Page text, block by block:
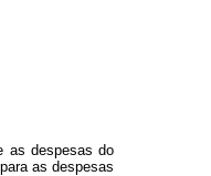
as despesas do
as despesas